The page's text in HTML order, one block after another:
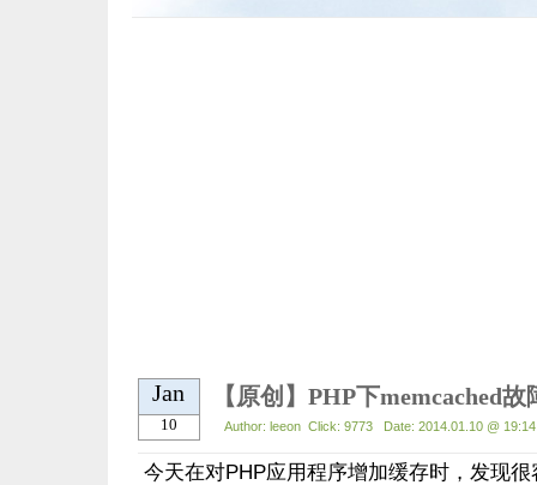
Jan
10
【原创】PHP下memcached
Author: leeon Click: 9773 Date: 2014.01.10 @
今天在对PHP应用程序增加缓存时，发现